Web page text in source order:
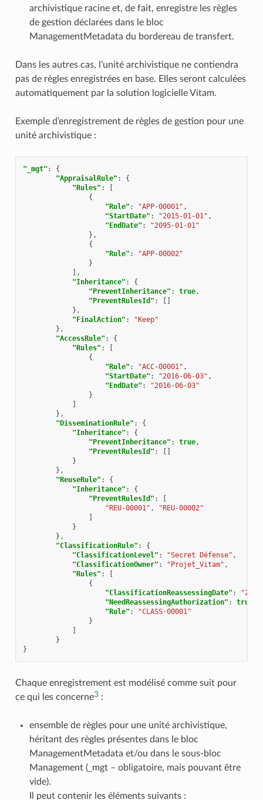
archivistique racine et, de fait, enregistre les règles
de gestion déclarées dans le bloc
ManagementMetadata du bordereau de transfert.
Dans les autres cas, l’unité archivistique ne contiendra
pas de règles enregistrées en base. Elles seront calculées
automatiquement par la solution logicielle Vitam.
Exemple d’enregistrement de règles de gestion pour une
unité archivistique :
"_mgt" :
{
"AppraisalRule" :
{
"Rules" :
{
"Rule" : "APP-00001" ,
"StartDate" : "2015-01-01" ,
"EndDate" :
"2095-01-01"
},
{
"Rule" :
"APP-00002"
}
],
"Inheritance" :
{
"PreventInheritance" : true,
"PreventRulesId" :
},
"FinalAction" :
"Keep"
},
"AccessRule" :
{
"Rules" :
{
"Rule" : "ACC-00001" ,
"StartDate" : "2016-06-03" ,
"EndDate" :
"2016-06-03"
}
},
"DisseminationRule" :
{
"Inheritance" :
{
"PreventInheritance" : true,
"PreventRulesId" :
}
},
"ReuseRule" :
{
"Inheritance" :
{
"PreventRulesId" :
"REU-00001" ,
"REU-00002"
}
},
"ClassificationRule" :
{
"ClassificationLevel" : "Secret Défense" ,
"ClassificationOwner" : "Projet_Vitam" ,
"Rules" :
{
"ClassificationReassessingDate" :
"NeedReassessingAuthorization" : true
"Rule" :
"CLASS-00001"
}
}
}
Chaque enregistrement est modélisé comme suit pour
ce qui les concerne3:
ensemble de règles pour une unité archivistique,
héritant des règles présentes dans le bloc
ManagementMetadata et/ou dans le sous-bloc
Management (_mgt – obligatoire, mais pouvant être
vide).
Il peut contenir les éléments suivants :